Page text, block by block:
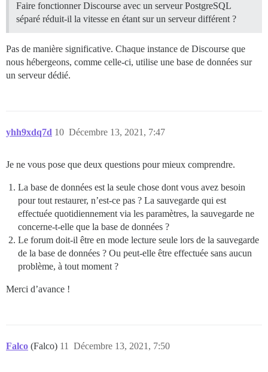
Faire fonctionner Discourse avec un serveur PostgreSQL
séparé réduit-il la vitesse en étant sur un serveur différent ?
Pas de manière significative. Chaque instance de Discourse que
nous hébergeons, comme celle-ci, utilise une base de données sur
un serveur dédié.
yhh9xdq7d Décembre 13, 2021, 7:47
10
Je ne vous pose que deux questions pour mieux comprendre.
La base de données est la seule chose dont vous avez besoin
pour tout restaurer, n’est-ce pas ? La sauvegarde qui est
effectuée quotidiennement via les paramètres, la sauvegarde ne
concerne-t-elle que la base de données ?
Le forum doit-il être en mode lecture seule lors de la sauvegarde
de la base de données ? Ou peut-elle être effectuée sans aucun
problème, à tout moment ?
Merci d’avance !
Falco (Falco) Décembre 13, 2021, 7:50
11